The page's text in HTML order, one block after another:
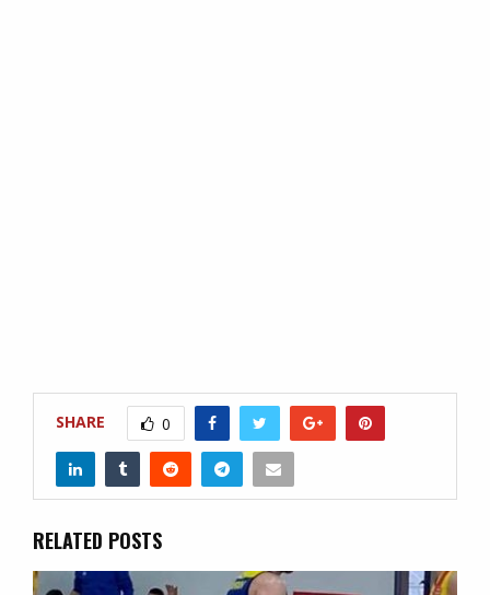
SHARE 0
RELATED POSTS